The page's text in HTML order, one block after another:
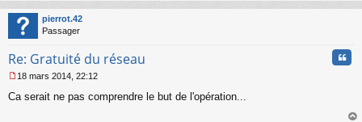
au
pierrot.42
Passager
Re: Gratuité du réseau
e
18 mars 2014, 22:12
Ca serait ne pas comprendre le but de l'opération...